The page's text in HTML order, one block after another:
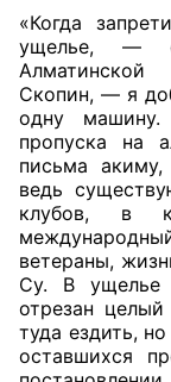
«Когда
ущелье, —
Скопин, — я
одну машину.
пропуска на
письма
ведь
клубов, в
ветераны,
Су. В ущелье
отрезан
туда ездить,
оставшихся